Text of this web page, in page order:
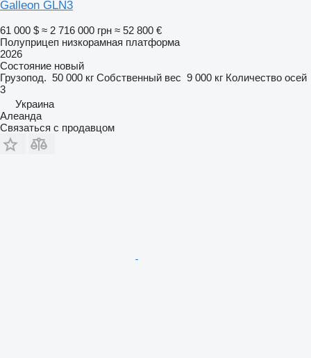
Galleon GLN3
61 000 $ ≈ 2 716 000 грн ≈ 52 800 €
Полуприцеп низкорамная платформа
2026
Состояние новый
Грузопод. 50 000 кг Собственный вес 9 000 кг Количество осей
3
Украина
Алеанда
Связаться с продавцом